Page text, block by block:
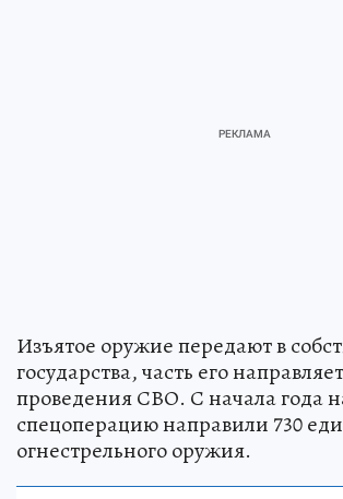
Изъятое оружие передают в
государства, часть его
проведения СВО. С начала года
спецоперацию направили 730
огнестрельного оружия.